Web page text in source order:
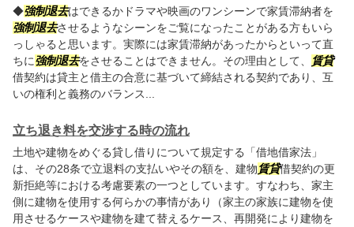
◆強制退去はできるかドラマや映画のワンシーンで家賃滞納者を
強制退去させるようなシーンをご覧になったことがある方もいら
っしゃると思います。実際には家賃滞納があったからといって直
ちに強制退去をさせることはできません。その理由として、
賃貸
借契約は貸主と借主の合意に基づいて締結される契約であり、互
いの権利と義務のバランス...
立ち退き料を交渉する時の流れ
土地や建物をめぐる貸し借りについて規定する「借地借家法」
は、その28条で立退料の支払いやその額を、建物賃貸借契約の更
新拒絶等における考慮要素の一つとしています。すなわち、家主
側に建物を使用する何らかの事情があり（家主の家族に建物を使
用させるケースや建物を建て替えるケース、再開発により建物を